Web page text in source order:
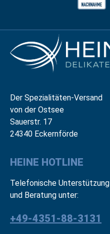
Der Spezialitäten-Versand
von der Ostsee
Sauerstr. 17
24340 Eckernförde
HEINE HOTLINE
Telefonische Unterstützung
und Beratung unter:
+49-4351-88-3131